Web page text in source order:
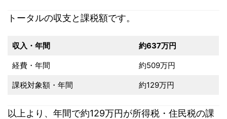
トータルの収支と課税額です。
収入・年間 約637万円
経費・年間 約509万円
課税対象額・年間 約129万円
以上より、年間で約129万円が所得税・住民税の課